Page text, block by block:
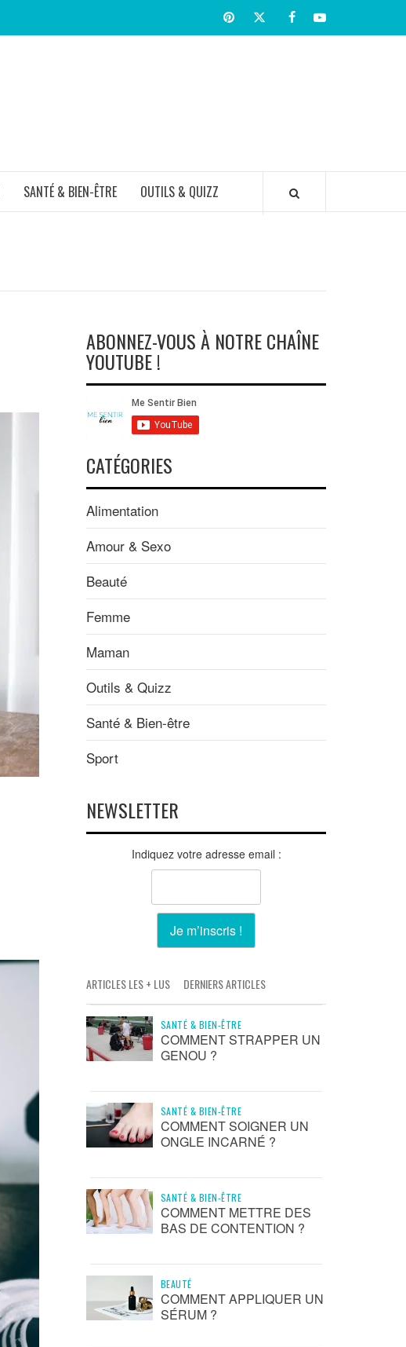
PinterestTwitter facebookYoutube
SANTÉ & BIEN-ÊTRE OUTILS & QUIZZ
ABONNEZ-VOUS À NOTRE CHAÎNE
YOUTUBE !
CATÉGORIES
Alimentation
Amour & Sexo
Beauté
Femme
Maman
Outils & Quizz
Santé & Bien-être
Sport
NEWSLETTER
Indiquez votre adresse email :
ARTICLES LES + LUS DERNIERS ARTICLES
SANTÉ & BIEN-ÊTRE
COMMENT STRAPPER UN
GENOU ?
SANTÉ & BIEN-ÊTRE
COMMENT SOIGNER UN
ONGLE INCARNÉ ?
SANTÉ & BIEN-ÊTRE
COMMENT METTRE DES
BAS DE CONTENTION ?
BEAUTÉ
COMMENT APPLIQUER UN
SÉRUM ?